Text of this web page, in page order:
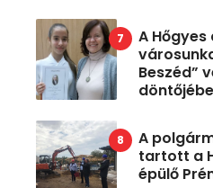
A
Beszéd”
A
tartott a
épülő